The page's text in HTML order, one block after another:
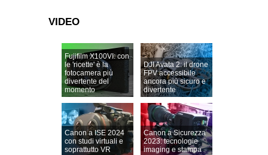
VIDEO
Fujifilm X100VI: con
le 'ricette' è la
fotocamera più
divertente del
momento
DJI Avata 2: il drone
FPV accessibile
ancora più sicuro e
divertente
Canon a ISE 2024
con studi virtuali e
soprattutto VR
Canon a Sicurezza
2023: tecnologie
imaging e stampa